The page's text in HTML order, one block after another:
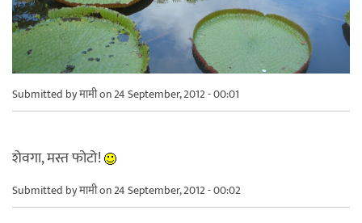
Submitted byमामीon 24 September, 2012 - 00:01
शेवगा, मस्त फोटो!
Submitted byमामीon 24 September, 2012 - 00:02